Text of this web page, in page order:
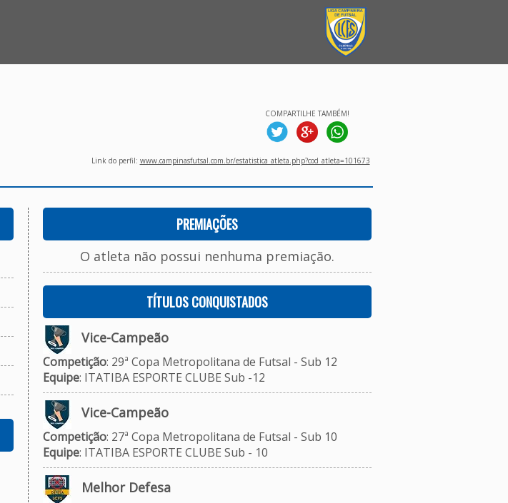
COMPARTILHE TAMBÉM!
Link do perfil: www.campinasfutsal.com.br/estatistica_atleta.php?cod_atleta=101673
PREMIAÇÕES
O atleta não possui nenhuma premiação.
TÍTULOS CONQUISTADOS
Vice-Campeão
Competição: 29ª Copa Metropolitana de Futsal - Sub 12
Equipe: ITATIBA ESPORTE CLUBE Sub -12
Vice-Campeão
Competição: 27ª Copa Metropolitana de Futsal - Sub 10
Equipe: ITATIBA ESPORTE CLUBE Sub - 10
Melhor Defesa